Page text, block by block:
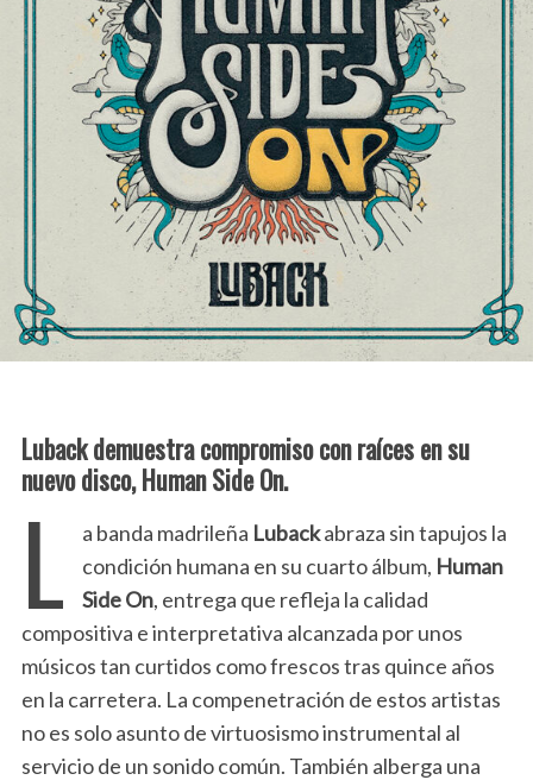
Luback demuestra compromiso con raíces en su
nuevo disco,Human Side On.
L a banda madrileña Lubackabraza sin tapujos la
condición humana en su cuarto álbum, Human
Side On, entrega que refleja la calidad
compositiva e interpretativa alcanzada por unos
músicos tan curtidos como frescos tras quince años
en la carretera. La compenetración de estos artistas
no es solo asunto de virtuosismo instrumental al
servicio de un sonido común. También alberga una